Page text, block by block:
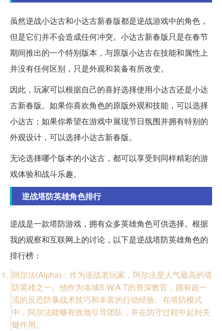
虽然逆战小达古和小达古新春版都是逆战游戏中的角色，
但是它们并不会造成任何冲突。小达古新春版只是在春节
期间推出的一个特别版本，与原版小达古在技能和属性上
并没有任何区别，只是外观和装备有所改变。
因此，玩家可以根据自己的喜好选择使用小达古还是小达
古新春版。如果你喜欢角色的原版外观和技能，可以选择
小达古；如果你希望在游戏中展现节日氛围并拥有特别的
外观设计，可以选择小达古新春版。
无论选择哪个版本的小达古，都可以享受到同样精彩的游
戏体验和战斗乐趣。
逆战塔防英雄角色排行
逆战是一款塔防游戏，拥有众多英雄角色可供选择。根据
我的观察和互联网上的讨论，以下是逆战塔防英雄角色的
排行榜：
阿尔法(Alpha)：作为逆战老玩家，阿尔法是人气最高的塔
防英雄之一。他作为洛城S.W.A.T的资深教官，拥有超一
流的反恐防暴战术技巧和丰富的行动经验。在塔防模式
中，阿尔法能够有效地引导团队，并在防守过程中起到关
键作用。